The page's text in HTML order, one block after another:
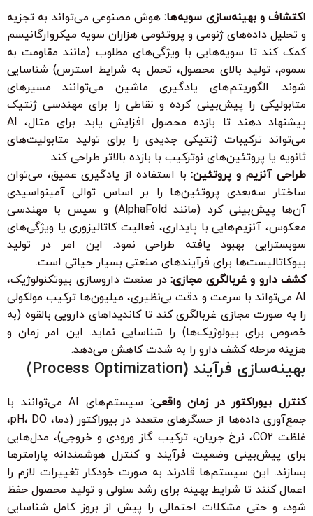
اکتشاف و بهینه‌سازی سویه‌ها:هوش مصنوعی می‌تواند به تجزیه
و تحلیل داده‌های ژنومی و پروتئومی هزاران سویه میکروارگانیسم
کمک کند تا سویه‌هایی با ویژگی‌های مطلوب (مانند مقاومت به
سموم، تولید بالای محصول، تحمل به شرایط استرس) شناسایی
شوند. الگوریتم‌های یادگیری ماشین می‌توانند مسیرهای
متابولیکی را پیش‌بینی کرده و نقاطی را برای مهندسی ژنتیک
پیشنهاد دهند تا بازده محصول افزایش یابد. برای مثال، AI
می‌تواند ترکیبات ژنتیکی جدیدی را برای تولید متابولیت‌های
ثانویه یا پروتئین‌های نوترکیب با بازده بالاتر طراحی کند.
طراحی آنزیم و پروتئین:با استفاده از یادگیری عمیق، می‌توان
ساختار سه‌بعدی پروتئین‌ها را بر اساس توالی آمینواسیدی
آن‌ها پیش‌بینی کرد (مانند AlphaFold) و سپس با مهندسی
معکوس، آنزیم‌هایی با پایداری، فعالیت کاتالیزوری یا ویژگی‌های
سوبسترایی بهبود یافته طراحی نمود. این امر در تولید
بیوکاتالیست‌ها برای فرآیندهای صنعتی بسیار حیاتی است.
کشف دارو و غربالگری مجازی: در صنعت داروسازی بیوتکنولوژیک،
AI می‌تواند با سرعت و دقت بی‌نظیری، میلیون‌ها ترکیب مولکولی
را به صورت مجازی غربالگری کند تا کاندیداهای دارویی بالقوه (به
خصوص برای بیولوژیک‌ها) را شناسایی نماید. این امر زمان و
هزینه مرحله کشف دارو را به شدت کاهش می‌دهد.
بهینه‌سازی فرآیند (Process Optimization)
کنترل بیوراکتور در زمان واقعی:
سیستم‌های AI می‌توانند با
جمع‌آوری داده‌ها از حسگرهای متعدد در بیوراکتور (دما، pH، DO،
غلظت CO2، نرخ جریان، ترکیب گاز ورودی و خروجی)، مدل‌هایی
برای پیش‌بینی وضعیت فرآیند و کنترل هوشمندانه پارامترها
بسازند. این سیستم‌ها قادرند به صورت خودکار تغییرات لازم را
اعمال کنند تا شرایط بهینه برای رشد سلولی و تولید محصول حفظ
شود، و حتی مشکلات احتمالی را پیش از بروز کامل شناسایی